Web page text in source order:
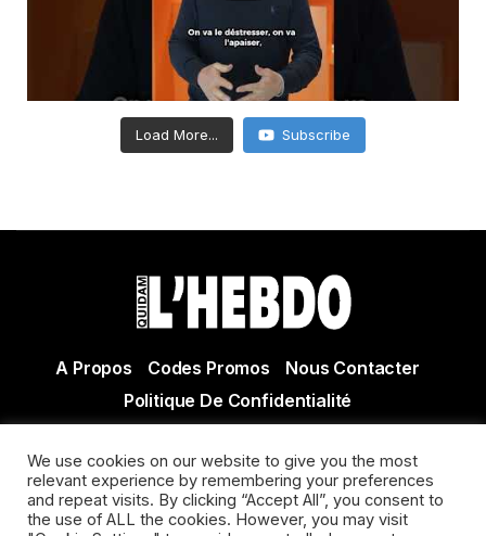
Load More... Subscribe
A Propos Codes Promos
Nous Contacter
Politique De Confidentialité
Actualité Agen - Actualité en lot et Garonne - Actualité
Villeneuve sur Lot
We use cookies on our website to give you the most
relevant experience by remembering your preferences
and repeat visits. By clicking “Accept All”, you consent to
the use of ALL the cookies. However, you may visit